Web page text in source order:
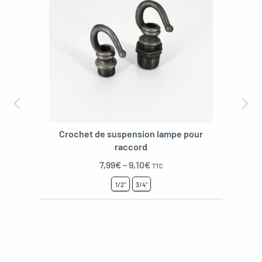
Crochet de suspension lampe pour
raccord
7,99€–9,10€ TTC
1/2" 3/4"